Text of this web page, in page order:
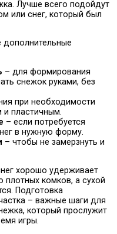
Лучше всего подойдут
или снег, который был
дополнительные
– для формирования
снежок руками, без
при необходимости
и пластичным.
– если потребуется
в нужную форму.
– чтобы не замерзнуть и
хорошо удерживает
плотных комков, а сухой
Подготовка
– важные шаги для
который прослужит
игры.